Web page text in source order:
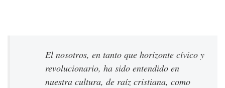
El nosotros, en tanto que horizonte cívico y
revolucionario, ha sido entendido en
nuestra cultura, de raíz cristiana, como